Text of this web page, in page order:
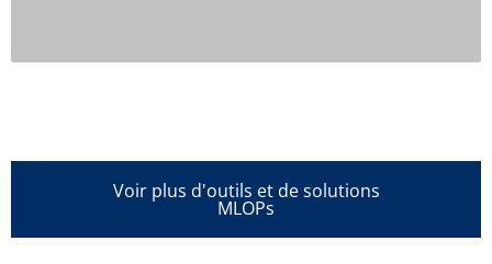
Voir plus d'outils et de solutions
MLOPs